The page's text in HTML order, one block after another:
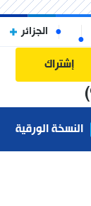
إشتراك
الجزائر
النسخة الورقية